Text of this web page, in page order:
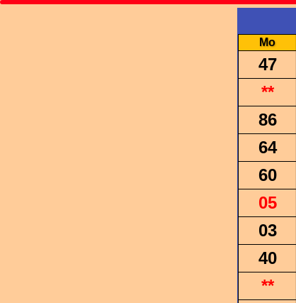
Mo
47
**
86
64
60
05
03
40
**